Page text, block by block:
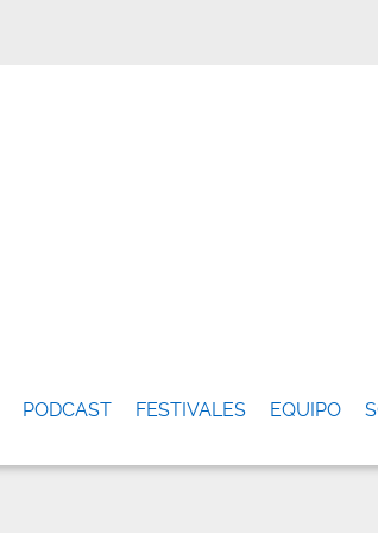
PODCAST FESTIVALES EQUIPO